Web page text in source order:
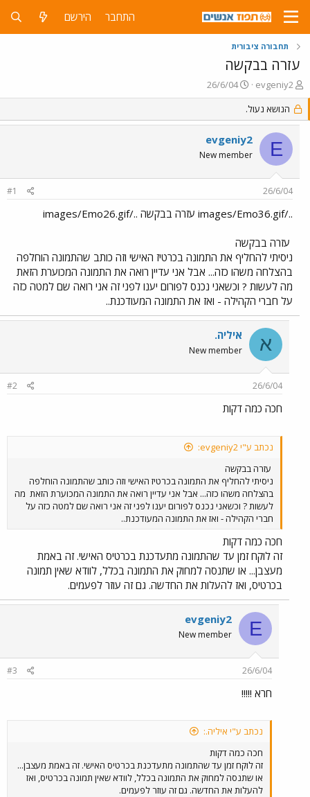
התחבר הירשם
תחבורה ציבורית
עזרה בבקשה
פ
ו
ת
ח
נ
evgeniy2
פ
ו
ס
ם
ב
ת
ך
26/6/04
הנושא נעול.
E
evgeniy2
New member
26/6/04
#1
../images/Emo36.gif עזרה בבקשה ../images/Emo26.gif
עזרה בבקשה
ניסיתי להחליף את התמונה בכרטיז האישי וזה כותב שהתמונה הוחלפה
בהצלחה משהו כזה... אבל אני עדיין רואה את התמונה המכוערת הזאת
מה לעשות ? וכשאני נכנס לפורום יענו לפני זה אני רואה שם למטה כזה
על חברי הקהילה - ואז את התמונה המעודכנת..
א איליה.
New member
26/6/04
#2
חכה כמה דקות
נכתב ע"י evgeniy2:
עזרה בבקשה
ניסיתי להחליף את התמונה בכרטיז האישי וזה כותב שהתמונה הוחלפה
בהצלחה משהו כזה... אבל אני עדיין רואה את התמונה המכוערת הזאת מה
לעשות ? וכשאני נכנס לפורום יענו לפני זה אני רואה שם למטה כזה על
חברי הקהילה - ואז את התמונה המעודכנת..
חכה כמה דקות
זה לוקח זמן עד שהתמונה מתעדכנת בכרטיס האישי. זה באמת
מעצבן... או שתנסה למחוק את התמונה בכלל, לוודא שאין תמונה
בכרטיס, ואז להעלות את החדשה. גם זה עוזר לפעמים.
E
evgeniy2
New member
26/6/04
#3
חרא !!!!!
נכתב ע"י איליה.:
חכה כמה דקות
זה לוקח זמן עד שהתמונה מתעדכנת בכרטיס האישי. זה באמת מעצבן...
או שתנסה למחוק את התמונה בכלל, לוודא שאין תמונה בכרטיס, ואז
להעלות את החדשה. גם זה עוזר לפעמים.